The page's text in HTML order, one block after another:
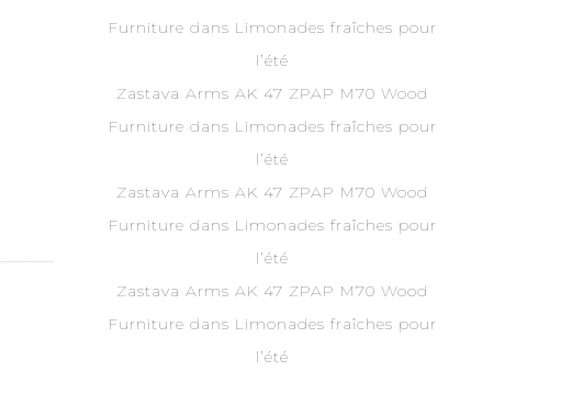
Furniture dans Limonades fraîches pour
l’été
Zastava Arms AK 47 ZPAP M70 Wood
Furniture dans Limonades fraîches pour
l’été
Zastava Arms AK 47 ZPAP M70 Wood
Furniture dans Limonades fraîches pour
l’été
Zastava Arms AK 47 ZPAP M70 Wood
Furniture dans Limonades fraîches pour
l’été